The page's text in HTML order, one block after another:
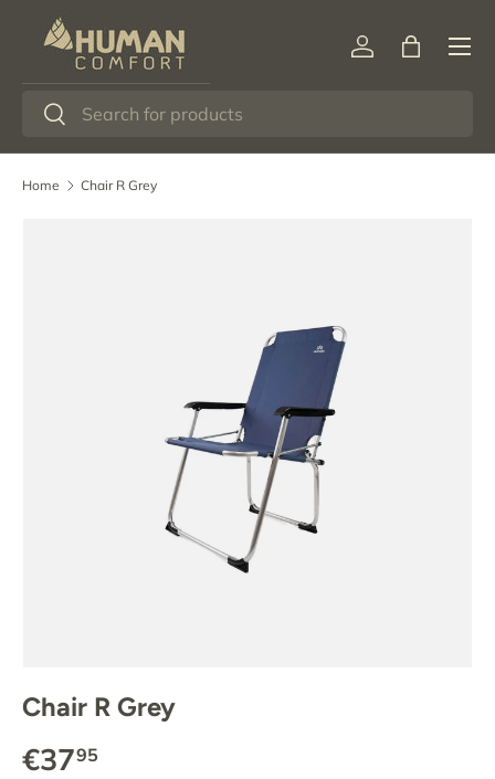
Ga naar inhoud
Zoeken
Zoeken
InloggenTas
Menu
Home Chair R Grey
Chair R Grey
€3795